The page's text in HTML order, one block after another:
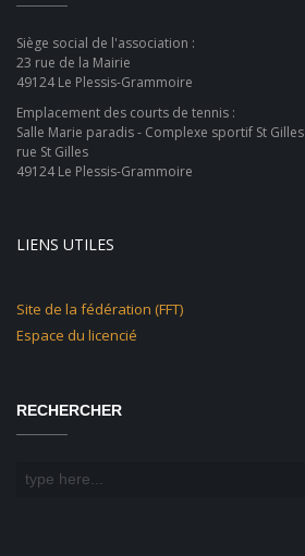
Siège social de l'association :
23 rue de la Mairie
49124 Le Plessis-Grammoire
Emplacement des courts de tennis :
Salle Marie paradis - Complexe sportif St Gilles
rue St Gilles
49124 Le Plessis-Grammoire
LIENS UTILES
Site de la fédération (FFT)
Espace du licencié
RECHERCHER